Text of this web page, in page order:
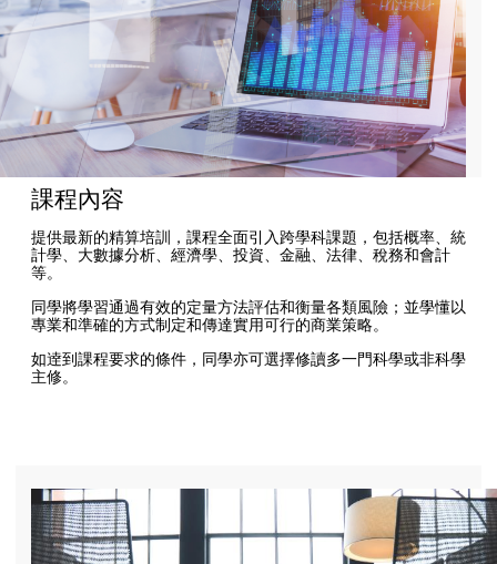
課程內容
提供最新的精算培訓，課程全面引入跨學科課題，包括概率、統
計學、大數據分析、經濟學、投資、金融、法律、稅務和會計
等。
同學將學習通過有效的定量方法評估和衡量各類風險；並學懂以
專業和準確的方式制定和傳達實用可行的商業策略。
如逹到課程要求的條件，同學亦可選擇修讀多一門科學或非科學
主修。